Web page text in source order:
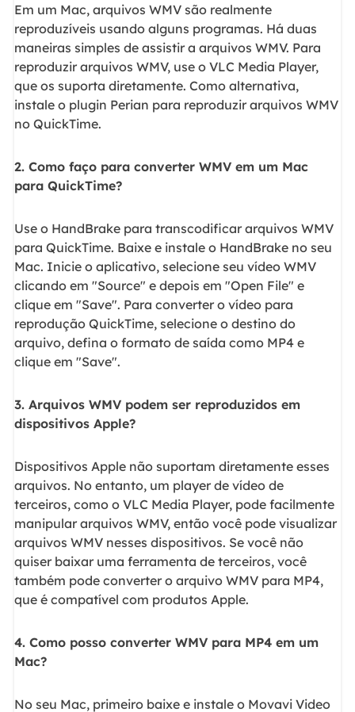
Em um Mac, arquivos WMV são realmente
reproduzíveis usando alguns programas. Há duas
maneiras simples de assistir a arquivos WMV. Para
reproduzir arquivos WMV, use o VLC Media Player,
que os suporta diretamente. Como alternativa,
instale o plugin Perian para reproduzir arquivos WMV
no QuickTime.
2. Como faço para converter WMV em um Mac
para QuickTime?
Use o HandBrake para transcodificar arquivos WMV
para QuickTime. Baixe e instale o HandBrake no seu
Mac. Inicie o aplicativo, selecione seu vídeo WMV
clicando em "Source" e depois em "Open File" e
clique em "Save". Para converter o vídeo para
reprodução QuickTime, selecione o destino do
arquivo, defina o formato de saída como MP4 e
clique em "Save".
3. Arquivos WMV podem ser reproduzidos em
dispositivos Apple?
Dispositivos Apple não suportam diretamente esses
arquivos. No entanto, um player de vídeo de
terceiros, como o VLC Media Player, pode facilmente
manipular arquivos WMV, então você pode visualizar
arquivos WMV nesses dispositivos. Se você não
quiser baixar uma ferramenta de terceiros, você
também pode converter o arquivo WMV para MP4,
que é compatível com produtos Apple.
4. Como posso converter WMV para MP4 em um
Mac?
No seu Mac, primeiro baixe e instale o Movavi Video